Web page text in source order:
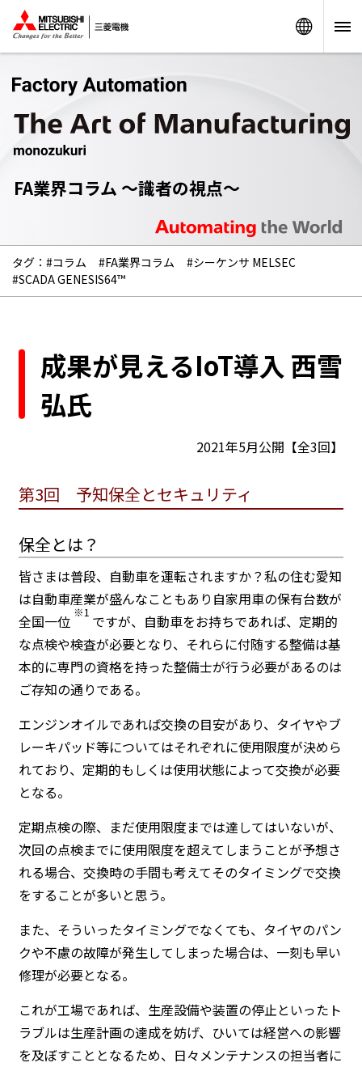
FA業界コラム ～識者の視点～
タグ： #コラム #FA業界コラム
#シーケンサ MELSEC
#SCADA GENESIS64™
成果が見えるIoT導入 西雪
弘氏
2021年5月公開【全3回】
第3回 予知保全とセキュリティ
保全とは？
皆さまは普段、自動車を運転されますか？私の住む愛知
は自動車産業が盛んなこともあり自家用車の保有台数が
全国一位 ※1 ですが、自動車をお持ちであれば、定期的
な点検や検査が必要となり、それらに付随する整備は基
本的に専門の資格を持った整備士が行う必要があるのは
ご存知の通りである。
エンジンオイルであれば交換の目安があり、タイヤやブ
レーキパッド等についてはそれぞれに使用限度が決めら
れており、定期的もしくは使用状態によって交換が必要
となる。
定期点検の際、まだ使用限度までは達してはいないが、
次回の点検までに使用限度を超えてしまうことが予想さ
れる場合、交換時の手間も考えてそのタイミングで交換
をすることが多いと思う。
また、そういったタイミングでなくても、タイヤのパン
クや不慮の故障が発生してしまった場合は、一刻も早い
修理が必要となる。
これが工場であれば、生産設備や装置の停止といったト
ラブルは生産計画の達成を妨げ、ひいては経営への影響
を及ぼすこととなるため、日々メンテナンスの担当者に